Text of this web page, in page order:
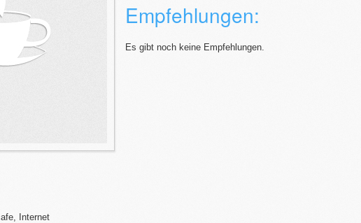
Internet
Empfehlungen:
Es gibt noch keine Empfehlungen.